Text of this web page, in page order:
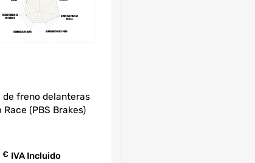
de freno delanteras
Race (PBS Brakes)
€ IVA Incluido